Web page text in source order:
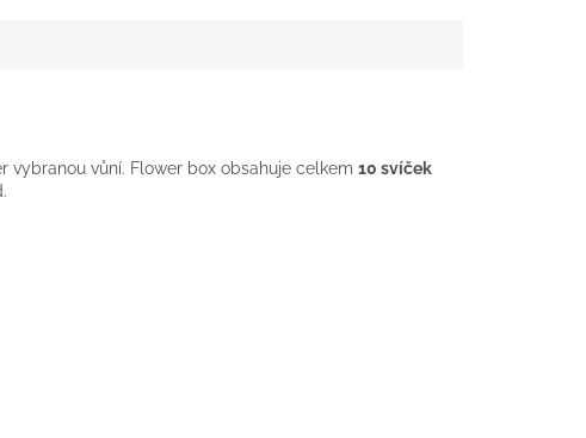
vybranou vůní. Flower box obsahuje celkem 10 svíček